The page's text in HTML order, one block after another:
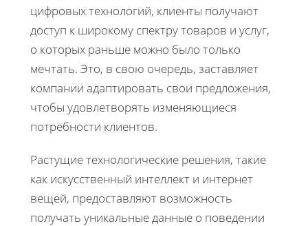
цифровых технологий, клиенты получают
доступ к широкому спектру товаров и услуг,
о которых раньше можно было только
мечтать. Это, в свою очередь, заставляет
компании адаптировать свои предложения,
чтобы удовлетворять изменяющиеся
потребности клиентов.
Растущие технологические решения, такие
как искусственный интеллект и интернет
вещей, предоставляют возможность
получать уникальные данные о поведении